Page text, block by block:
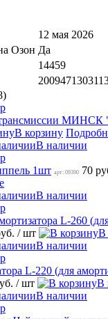
12 мая 2026
Озон Да
14459
МИНСК
В корзину
В наличии
1шт арт: 09390 70
В наличии
L-260 (для
/ шт В
В наличии
L-220 (для
/ шт В
В наличии